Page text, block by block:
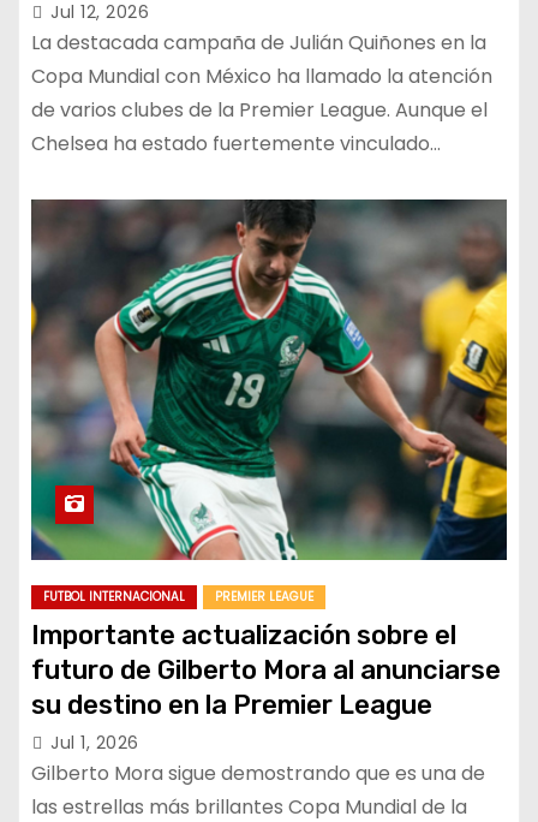
Jul 12, 2026
La destacada campaña de Julián Quiñones en la
Copa Mundial con México ha llamado la atención
de varios clubes de la Premier League. Aunque el
Chelsea ha estado fuertemente vinculado…
FUTBOL INTERNACIONAL PREMIER LEAGUE
Importante actualización sobre el
futuro de Gilberto Mora al anunciarse
su destino en la Premier League
Jul 1, 2026
Gilberto Mora sigue demostrando que es una de
las estrellas más brillantes Copa Mundial de la